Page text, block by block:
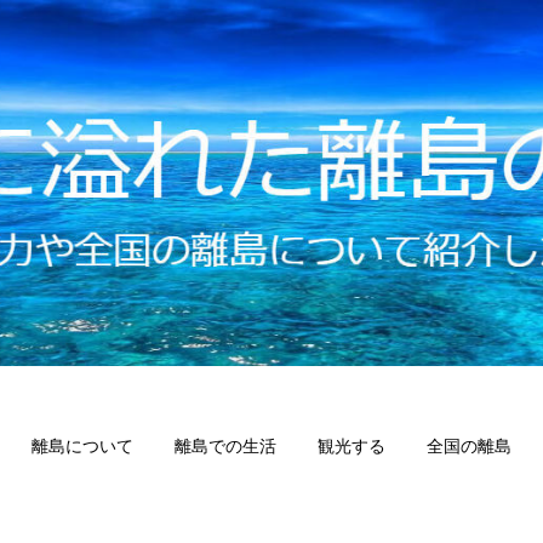
離島について 離島での生活 観光する 全国の離島